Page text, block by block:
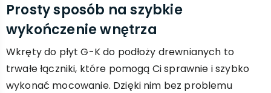
Prosty sposób na szybkie
wykończenie wnętrza
Wkręty do płyt G-K do podłoży drewnianych to
trwałe łączniki, które pomogą Ci sprawnie i szybko
wykonać mocowanie. Dzięki nim bez problemu